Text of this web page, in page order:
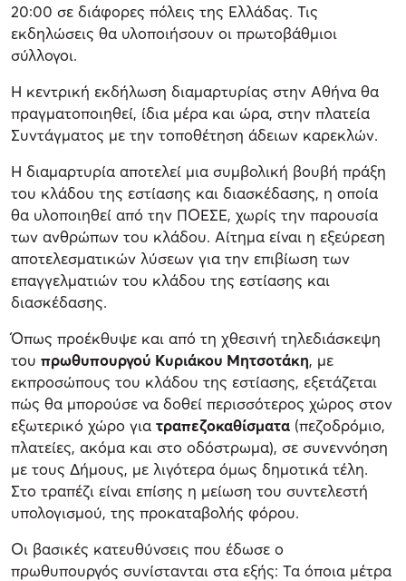
20:00 σε διάφορες πόλεις της Ελλάδας. Τις
εκδηλώσεις θα υλοποιήσουν οι πρωτοβάθμιοι
σύλλογοι.
Η κεντρική εκδήλωση διαμαρτυρίας στην Αθήνα θα
πραγματοποιηθεί, ίδια μέρα και ώρα, στην πλατεία
Συντάγματος με την τοποθέτηση άδειων καρεκλών.
Η διαμαρτυρία αποτελεί μια συμβολική βουβή πράξη
του κλάδου της εστίασης και διασκέδασης, η οποία
θα υλοποιηθεί από την ΠΟΕΣΕ, χωρίς την παρουσία
των ανθρώπων του κλάδου. Αίτημα είναι η εξεύρεση
αποτελεσματικών λύσεων για την επιβίωση των
επαγγελματιών του κλάδου της εστίασης και
διασκέδασης.
Όπως προέκθυψε και από τη χθεσινή τηλεδιάσκεψη
του πρωθυπουργού Κυριάκου Μητσοτάκη, με
εκπροσώπους του κλάδου της εστίασης, εξετάζεται
πώς θα μπορούσε να δοθεί περισσότερος χώρος στον
εξωτερικό χώρο για τραπεζοκαθίσματα (πεζοδρόμιο,
πλατείες, ακόμα και στο οδόστρωμα), σε συνεννόηση
με τους Δήμους, με λιγότερα όμως δημοτικά τέλη.
Στο τραπέζι είναι επίσης η μείωση του συντελεστή
υπολογισμού, της προκαταβολής φόρου.
Οι βασικές κατευθύνσεις που έδωσε ο
πρωθυπουργός συνίστανται στα εξής: Τα όποια μέτρα